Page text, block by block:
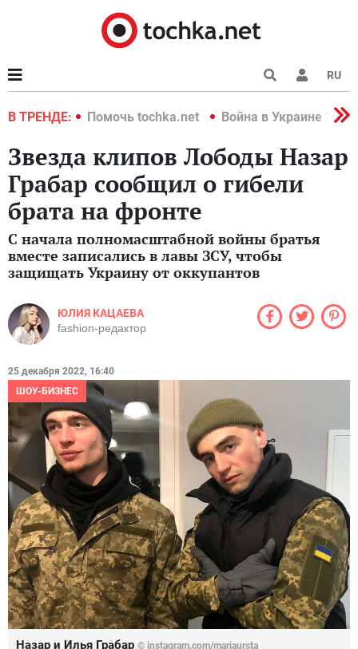
RU
В ТРЕНДЕ:
2022 Помочь tochka.net Война в Украине 2022
Звезда клипов Лободы Назар
Грабар сообщил о гибели
брата на фронте
С начала полномасштабной войны братья
вместе записались в лавы ЗСУ, чтобы
защищать Украину от оккупантов
ЮЛИЯ КАЦАЕВА
fashion-редактор
25 декабря 2022, 16:40
ШОУ-БИЗНЕС
Назар и Илья Грабар © instagram.com/mariaursta